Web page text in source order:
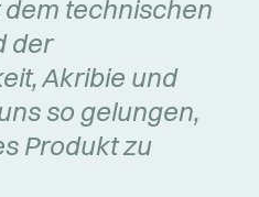
technischen
der
Akribie und
so gelungen,
Produkt zu